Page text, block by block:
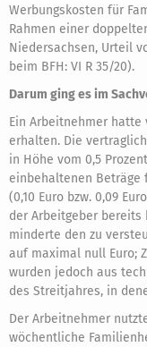
Werbungskosten für
Rahmen einer
Niedersachsen, Urteil
beim BFH: VI R 35/20).
Darum ging es im
Ein Arbeitnehmer hatte
erhalten. Die
in Höhe vom 0,5
einbehaltenen Beträge
(0,10 Euro bzw. 0,09
der Arbeitgeber bereits
minderte den zu
auf maximal null Euro;
wurden jedoch aus
des Streitjahres, in
Der Arbeitnehmer
wöchentliche